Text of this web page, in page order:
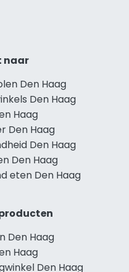
naar
Den Haag
Den Haag
Haag
Den Haag
Den Haag
Den Haag
eten Den Haag
Den Haag
Haag
Den Haag